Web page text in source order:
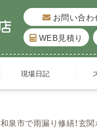
お問い合わ
WEB見積り
現場日記
和泉市で雨漏り修繕！玄